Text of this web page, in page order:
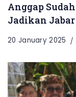
Anggap
Jadikan
20 January 2025